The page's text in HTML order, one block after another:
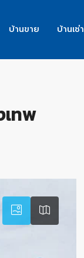
บ้านขาย บ้านเช่า
ทพ